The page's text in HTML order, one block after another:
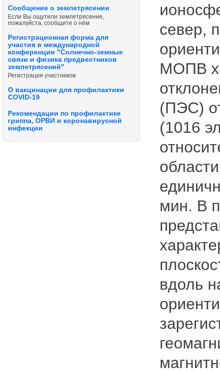
Сообщение о землетрясении
Если Вы ощутили землетрясение,
пожалуйста, сообщите о нём
Регистрационная форма для
участия в международной
конференции "Солнечно-земные
связи и физика предвестников
землетрясений"
Регистрация участников
О вакцинации для профилактики
COVID-19
Рекомендации по профилактике
гриппа, ОРВИ и коронавирусной
инфекции
север,
МОПВ
(ПЭС)
(1016
мин. В
вдоль